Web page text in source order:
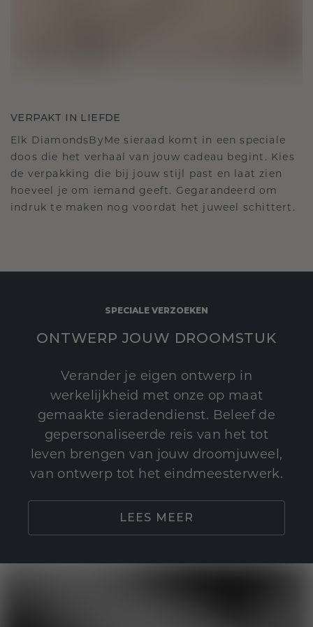
VERPAKT IN LIEFDE
Elk DiamondsByMe sieraad komt in een speciale
doos die het verhaal van jouw cadeau begint. Kies
de verpakking die bij jouw stijl past en laat zien
hoeveel je om iemand geeft. Gegarandeerd om
indruk te maken nog voordat het juweel schittert.
SPECIALE VERZOEKEN
ONTWERP JOUW DROOMSTUK
Verander je eigen ontwerp in
werkelijkheid met onze op maat
gemaakte sieradendienst. Beleef de
gepersonaliseerde reis van het tot
leven brengen van jouw droomjuweel,
van ontwerp tot het eindmeesterwerk.
LEES MEER